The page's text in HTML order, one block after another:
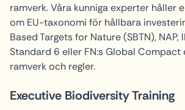
ramverk. Våra kunniga experter håller
om EU-taxonomi för hållbara
Based Targets for Nature (SBTN), NAP,
Standard 6 eller FN:s Global Compact
ramverk och regler.
Executive Biodiversity Training